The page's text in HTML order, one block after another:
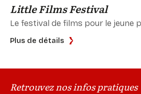
Little Films Festival
Le festival de films pour le jeune
Plus de détails
Retrouvez nos infos pratiques